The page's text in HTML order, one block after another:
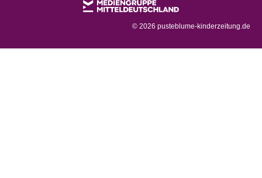
© 2026 pusteblume-kinderzeitung.de